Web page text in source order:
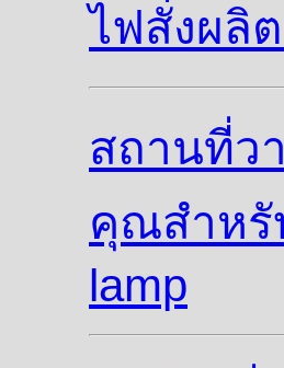
ไฟสั่งผลิ
สถานที่ว
คุณสําหรั
lamp